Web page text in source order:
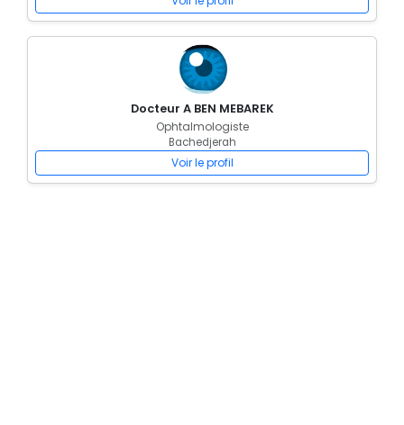
Docteur A BEN MEBAREK
Ophtalmologiste
Bachedjerah
Voir le profil